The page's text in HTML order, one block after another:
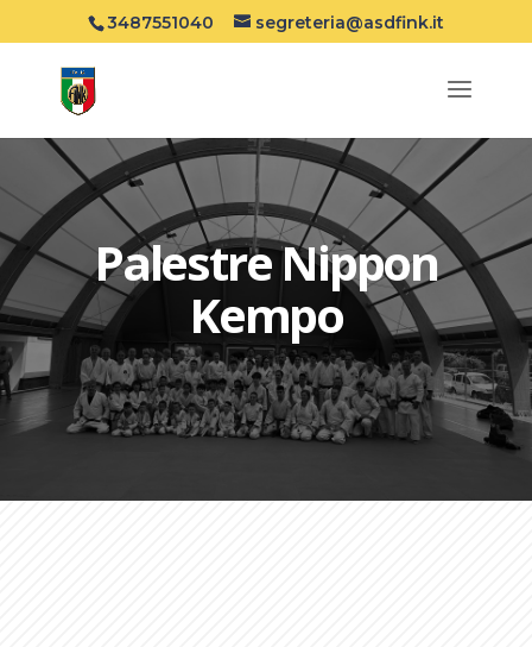
3487551040 segreteria@asdfink.it
Palestre Nippon
Kempo